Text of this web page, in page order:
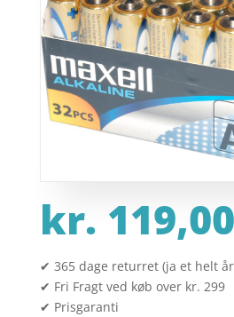
kr. 119,00
✔ 365 dage returret (ja et helt
✔ Fri Fragt ved køb over kr. 299
✔ Prisgaranti